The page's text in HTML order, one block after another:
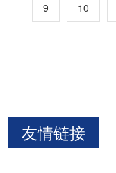
9 10
友情链接